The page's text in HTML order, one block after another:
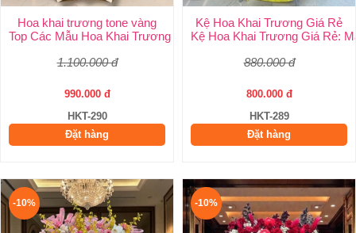
Hoa khai trương tone vàng
Top Các Mẫu Hoa Khai Trương Tone Vàng Đẹp, Sang Trọng, Giá
1.100.000 đ
990.000 đ
HKT-290
Đặt hàng
Kệ Hoa Khai Trương Giá Rẻ
Kệ Hoa Khai Trương Giá Rẻ:
880.000 đ
800.000 đ
HKT-289
Đặt hàng
-10% -10%